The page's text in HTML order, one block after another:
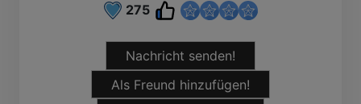
275
Nachricht senden!
Als Freund hinzufügen!